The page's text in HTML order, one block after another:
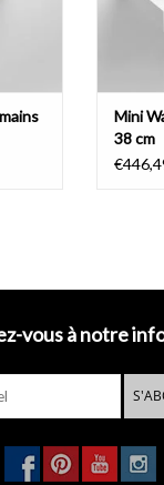
Mini
38 cm
vous à notre